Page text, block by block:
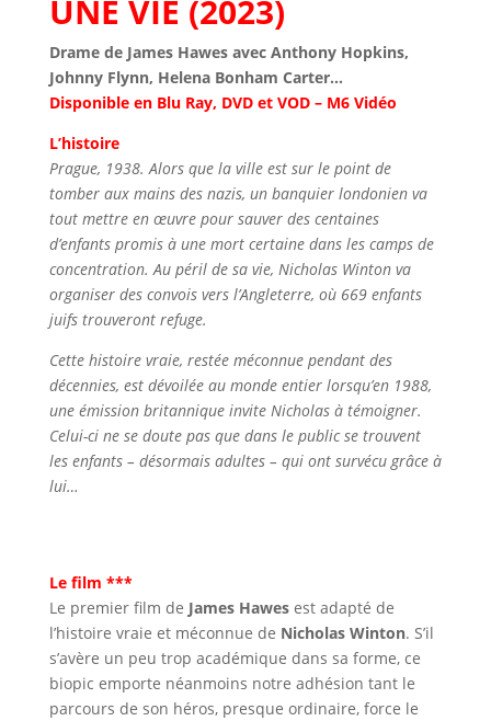
UNE VIE (2023)
Drame de James Hawes avec Anthony Hopkins,
Johnny Flynn, Helena Bonham Carter…
Disponible en Blu Ray, DVD et VOD – M6 Vidéo
L’histoire
Prague, 1938. Alors que la ville est sur le point de
tomber aux mains des nazis, un banquier londonien va
tout mettre en œuvre pour sauver des centaines
d’enfants promis à une mort certaine dans les camps de
concentration. Au péril de sa vie, Nicholas Winton va
organiser des convois vers l’Angleterre, où 669 enfants
juifs trouveront refuge.
Cette histoire vraie, restée méconnue pendant des
décennies, est dévoilée au monde entier lorsqu’en 1988,
une émission britannique invite Nicholas à témoigner.
Celui-ci ne se doute pas que dans le public se trouvent
les enfants – désormais adultes – qui ont survécu grâce à
lui…
Le film ***
Le premier film de James Hawesest adapté de
l’histoire vraie et méconnue de Nicholas Winton. S’il
s’avère un peu trop académique dans sa forme, ce
biopic emporte néanmoins notre adhésion tant le
parcours de son héros, presque ordinaire, force le